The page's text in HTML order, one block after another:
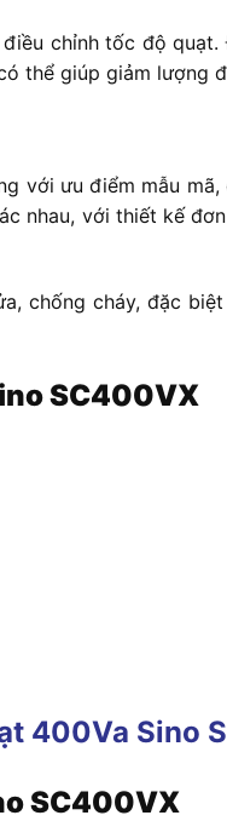
chỉnh tốc độ
thể giúp giảm lượng
với ưu điểm mẫu
nhau, với thiết kế
chống cháy, đặc
SC400VX
SC400VX